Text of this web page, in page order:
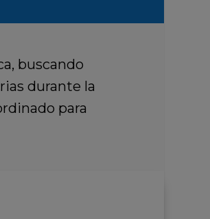
buscando
durante la
para